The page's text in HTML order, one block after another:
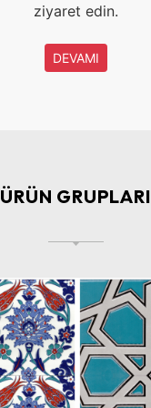
ziyaret edin.
DEVAMI
ÜRÜN GRUPLARI